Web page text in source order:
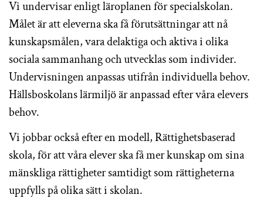
Vi undervisar enligt läroplanen för specialskolan.
Målet är att eleverna ska få förutsättningar att nå
kunskapsmålen, vara delaktiga och aktiva i olika
sociala sammanhang och utvecklas som individer.
Undervisningen anpassas utifrån individuella behov.
Hällsboskolans lärmiljö är anpassad efter våra elevers
behov.
Vi jobbar också efter en modell, Rättighetsbaserad
skola, för att våra elever ska få mer kunskap om sina
mänskliga rättigheter samtidigt som rättigheterna
uppfylls på olika sätt i skolan.